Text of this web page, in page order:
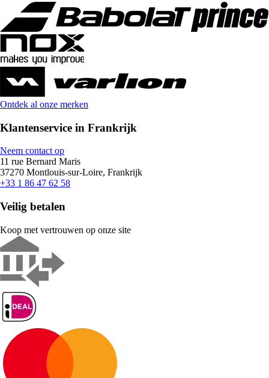
Ontdek al onze merken
Klantenservice in Frankrijk
Neem contact op
11 rue Bernard Maris
37270 Montlouis-sur-Loire, Frankrijk
+33 1 86 47 62 58
Veilig betalen
Koop met vertrouwen op onze site